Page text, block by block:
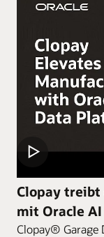
Clopay
mit Oracle
Clopay® Garage